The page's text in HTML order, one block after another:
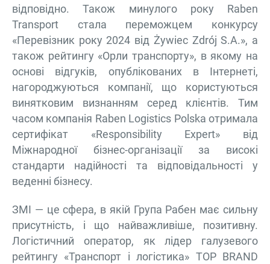
відповідно. Також минулого року Raben
Transport стала переможцем конкурсу
«Перевізник року 2024 від Żywiec Zdrój S.A.», а
також рейтингу «Орли транспорту», в якому на
основі відгуків, опублікованих в Інтернеті,
нагороджуються компанії, що користуються
винятковим визнанням серед клієнтів. Тим
часом компанія Raben Logistics Polska отримала
сертифікат «Responsibility Expert» від
Міжнародної бізнес-організації за високі
стандарти надійності та відповідальності у
веденні бізнесу.
ЗМІ — це сфера, в якій Група Рабен має сильну
присутність, і що найважливіше, позитивну.
Логістичний оператор, як лідер галузевого
рейтингу «Транспорт і логістика» TOP BRAND